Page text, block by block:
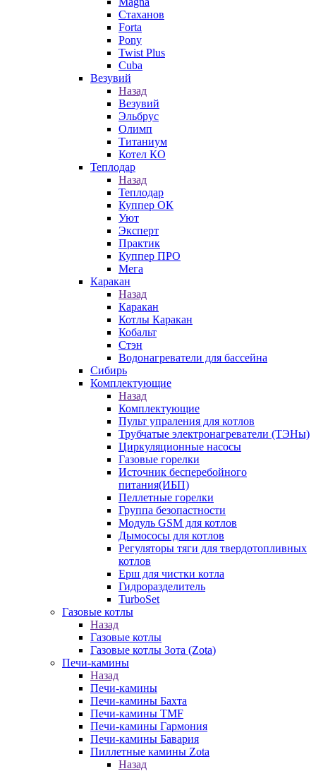
Стаханов
Forta
Pony
Twist Plus
Cuba
Везувий
Назад
Везувий
Эльбрус
Олимп
Титаниум
Котел КО
Теплодар
Назад
Теплодар
Куппер ОК
Уют
Эксперт
Практик
Куппер ПРО
Мега
Каракан
Назад
Каракан
Котлы Каракан
Кобальт
Стэн
Водонагреватели для бассейна
Сибирь
Комплектующие
Назад
Комплектующие
Пульт упраления для котлов
Трубчатые электронагреватели (ТЭНы)
Циркуляционные насосы
Газовые горелки
Источник бесперебойного
питания(ИБП)
Пеллетные горелки
Группа безопастности
Модуль GSM для котлов
Дымососы для котлов
Регуляторы тяги для твердотопливных
котлов
Ерш для чистки котла
Гидроразделитель
TurboSet
Газовые котлы
Назад
Газовые котлы
Газовые котлы Зота (Zota)
Печи-камины
Назад
Печи-камины
Печи-камины Бахта
Печи-камины TMF
Печи-камины Гармония
Печи-камины Бавария
Пиллетные камины Zota
Назад